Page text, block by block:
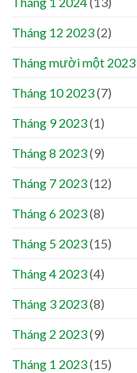
Tháng 12 2023(2)
Tháng mười một 2023
Tháng 10 2023(7)
Tháng 9 2023(1)
Tháng 8 2023(9)
Tháng 7 2023(12)
Tháng 6 2023(8)
Tháng 5 2023(15)
Tháng 4 2023(4)
Tháng 3 2023(8)
Tháng 2 2023(9)
Tháng 1 2023(15)